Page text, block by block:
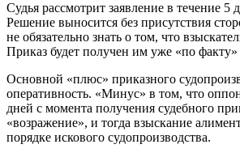
Судья рассмотрит заявление в течение
Решение выносится без присутствия
не обязательно знать о том, что
Приказ будет получен им уже «по
Основной «плюс» приказного
оперативность. «Минус» в том, что
дней с момента получения судебного
«возражение», и тогда взыскание
порядке искового судопроизводства.